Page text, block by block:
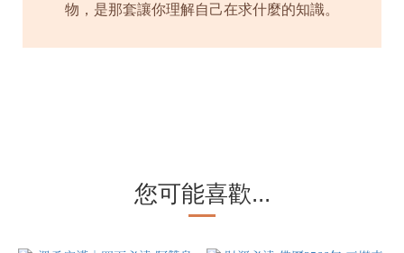
物，是那套讓你理解自己在求什麼的知識。
您可能喜歡...